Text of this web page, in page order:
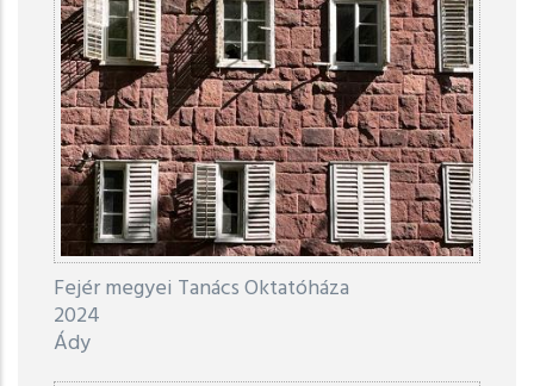
Fejér megyei Tanács Oktatóháza
2024
Ády